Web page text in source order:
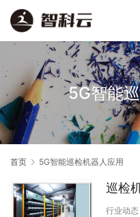
5G智能
首页 5G智能巡检机器人应用
巡检
行业动态